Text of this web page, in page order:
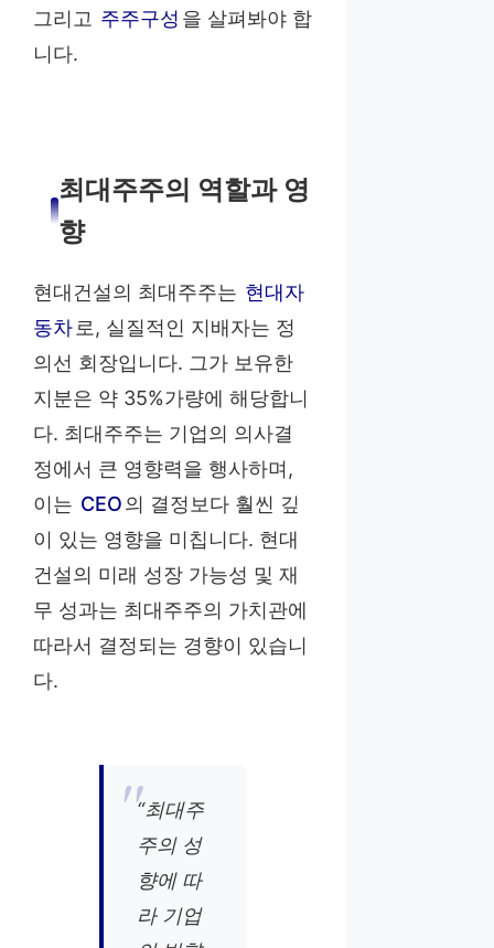
그리고 주주구성 을 살펴봐야 합
니다.
최대주주의 역할과 영
향
현대건설의 최대주주는 현대자
동차 로, 실질적인 지배자는 정
의선 회장입니다. 그가 보유한
지분은 약 35%가량에 해당합니
다. 최대주주는 기업의 의사결
정에서 큰 영향력을 행사하며,
이는 CEO의 결정보다 훨씬 깊
이 있는 영향을 미칩니다. 현대
건설의 미래 성장 가능성 및 재
무 성과는 최대주주의 가치관에
따라서 결정되는 경향이 있습니
다.
“최대주
주의 성
향에 따
라 기업